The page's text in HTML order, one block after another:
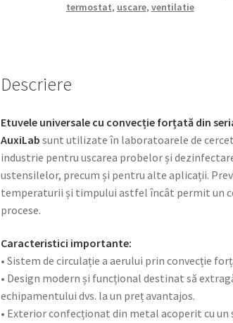
termostat, uscare, ventilatie
Descriere
Etuvele universale cu convecție forțată din
AuxiLab sunt utilizate în laboratoarele de
industrie pentru uscarea probelor și
ustensilelor, precum și pentru alte aplicații.
temperaturii și timpului astfel încât permit un
procese.
Caracteristici importante:
• Sistem de circulație a aerului prin convecție
• Design modern și funcțional destinat să
echipamentului dvs. la un preț avantajos.
• Exterior confecționat din metal acoperit cu un